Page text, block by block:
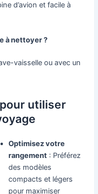
d’avion et facile à
à nettoyer ?
vaisselle ou avec un
utiliser
Optimisez votre
rangement : Préférez
des modèles
compacts et légers
pour maximiser